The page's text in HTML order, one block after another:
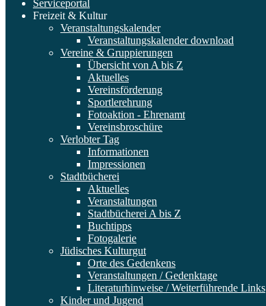
Serviceportal
Freizeit & Kultur
Veranstaltungskalender
Veranstaltungskalender download
Vereine & Gruppierungen
Übersicht von A bis Z
Aktuelles
Vereinsförderung
Sportlerehrung
Fotoaktion - Ehrenamt
Vereinsbroschüre
Verlobter Tag
Informationen
Impressionen
Stadtbücherei
Aktuelles
Veranstaltungen
Stadtbücherei A bis Z
Buchtipps
Fotogalerie
Jüdisches Kulturgut
Orte des Gedenkens
Veranstaltungen / Gedenktage
Literaturhinweise / Weiterführende Links
Kinder und Jugend